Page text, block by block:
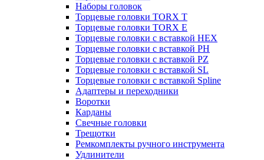
Наборы головок
Торцевые головки TORX T
Торцевые головки TORX Е
Торцевые головки с вставкой HEX
Торцевые головки с вставкой PH
Торцевые головки с вставкой PZ
Торцевые головки с вставкой SL
Торцевые головки с вставкой Spline
Адаптеры и переходники
Воротки
Карданы
Свечные головки
Трещотки
Ремкомплекты ручного инструмента
Удлинители